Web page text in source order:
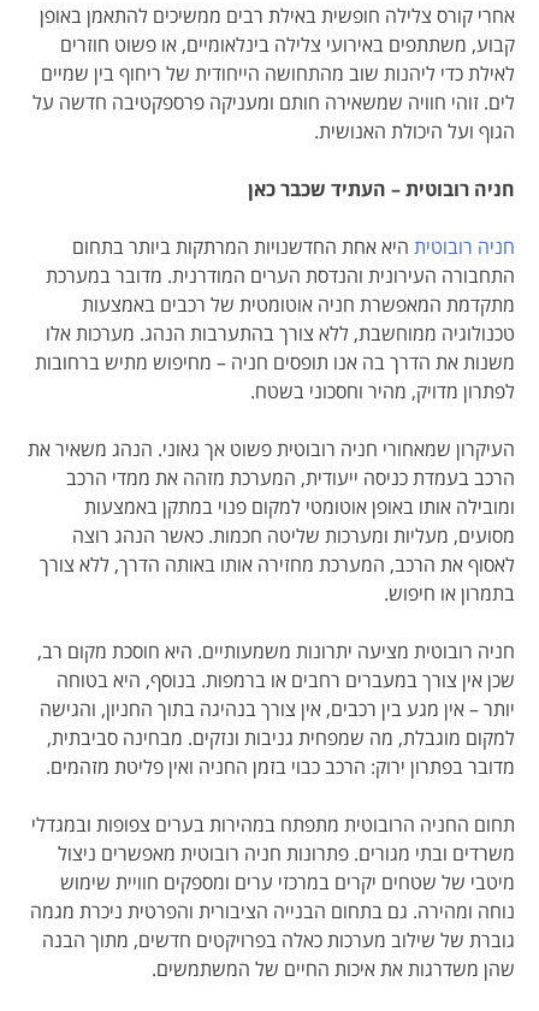
אחרי קורס צלילה חופשית באילת רבים ממשיכים להתאמן באופן
קבוע, משתתפים באירועי צלילה בינלאומיים, או פשוט חוזרים
לאילת כדי ליהנות שוב מהתחושה הייחודית של ריחוף בין שמיים
לים. זוהי חוויה שמשאירה חותם ומעניקה פרספקטיבה חדשה על
הגוף ועל היכולת האנושית.
חניה רובוטית – העתיד שכבר כאן
חניה רובוטית היא אחת החדשנויות המרתקות ביותר בתחום
התחבורה העירונית והנדסת הערים המודרנית. מדובר במערכת
מתקדמת המאפשרת חניה אוטומטית של רכבים באמצעות
טכנולוגיה ממוחשבת, ללא צורך בהתערבות הנהג. מערכות אלו
משנות את הדרך בה אנו תופסים חניה – מחיפוש מתיש ברחובות
לפתרון מדויק, מהיר וחסכוני בשטח.
העיקרון שמאחורי חניה רובוטית פשוט אך גאוני. הנהג משאיר את
הרכב בעמדת כניסה ייעודית, המערכת מזהה את ממדי הרכב
ומובילה אותו באופן אוטומטי למקום פנוי במתקן באמצעות
מסועים, מעליות ומערכות שליטה חכמות. כאשר הנהג רוצה
לאסוף את הרכב, המערכת מחזירה אותו באותה הדרך, ללא צורך
בתמרון או חיפוש.
חניה רובוטית מציעה יתרונות משמעותיים. היא חוסכת מקום רב,
שכן אין צורך במעברים רחבים או ברמפות. בנוסף, היא בטוחה
יותר – אין מגע בין רכבים, אין צורך בנהיגה בתוך החניון, והגישה
למקום מוגבלת, מה שמפחית גניבות ונזקים. מבחינה סביבתית,
מדובר בפתרון ירוק: הרכב כבוי בזמן החניה ואין פליטת מזהמים.
תחום החניה הרובוטית מתפתח במהירות בערים צפופות ובמגדלי
משרדים ובתי מגורים. פתרונות חניה רובוטית מאפשרים ניצול
מיטבי של שטחים יקרים במרכזי ערים ומספקים חוויית שימוש
נוחה ומהירה. גם בתחום הבנייה הציבורית והפרטית ניכרת מגמה
גוברת של שילוב מערכות כאלה בפרויקטים חדשים, מתוך הבנה
שהן משדרגות את איכות החיים של המשתמשים.